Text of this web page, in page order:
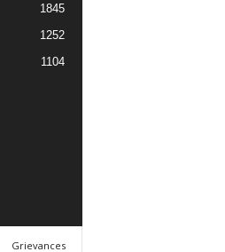
1845
1252
1104
Grievances